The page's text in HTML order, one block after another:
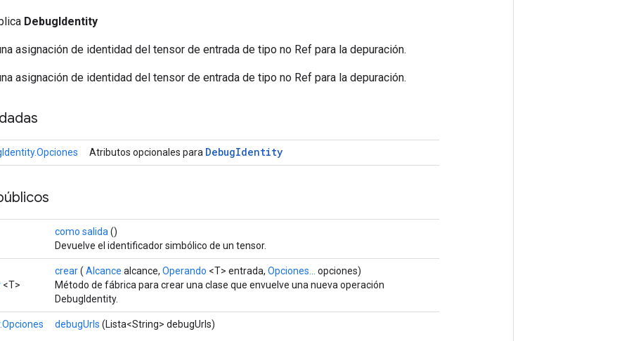
DebugIdentity
asignación de identidad del tensor de entrada de tipo no Ref para la depuración.
asignación de identidad del tensor de entrada de tipo no Ref para la depuración.
Atributos opcionales para DebugIdentity
como salida ()
Devuelve el identificador simbólico de un tensor.
<T>
crear( Alcance alcance, Operando <T> entrada, Opciones...
opciones)
Método de fábrica para crear una clase que envuelve una nueva operación
DebugIdentity.
debugUrls (Lista<String> debugUrls)